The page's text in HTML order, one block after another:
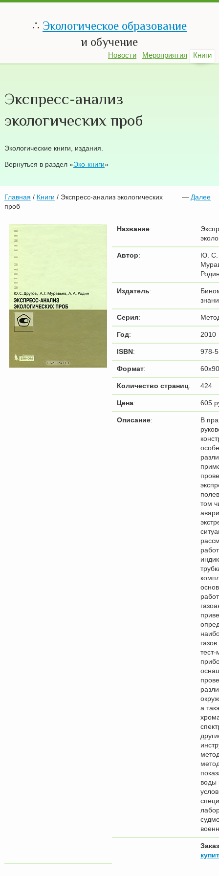
∴ Экологическое образование
и обучение
Новости Мероприятия Книги
Экспресс-анализ
экологических проб
Экологические книги, издания.
Вернуться в раздел «Эко-книги»
Главная / —Далее
Книги / Экспресс-анализ экологических
проб
Название:
Автор:
Ю. С.
Издатель:
Серия:
Год: 2010
ISBN: 978-
Формат:
Количество страниц: 424
Цена: 605
Описание:
В
том
а
воды